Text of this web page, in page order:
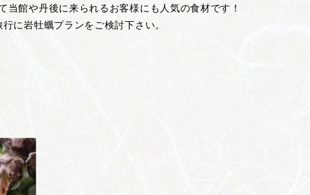
当館や丹後に来られるお客様にも人気の食材です！
に岩牡蠣プランをご検討下さい。